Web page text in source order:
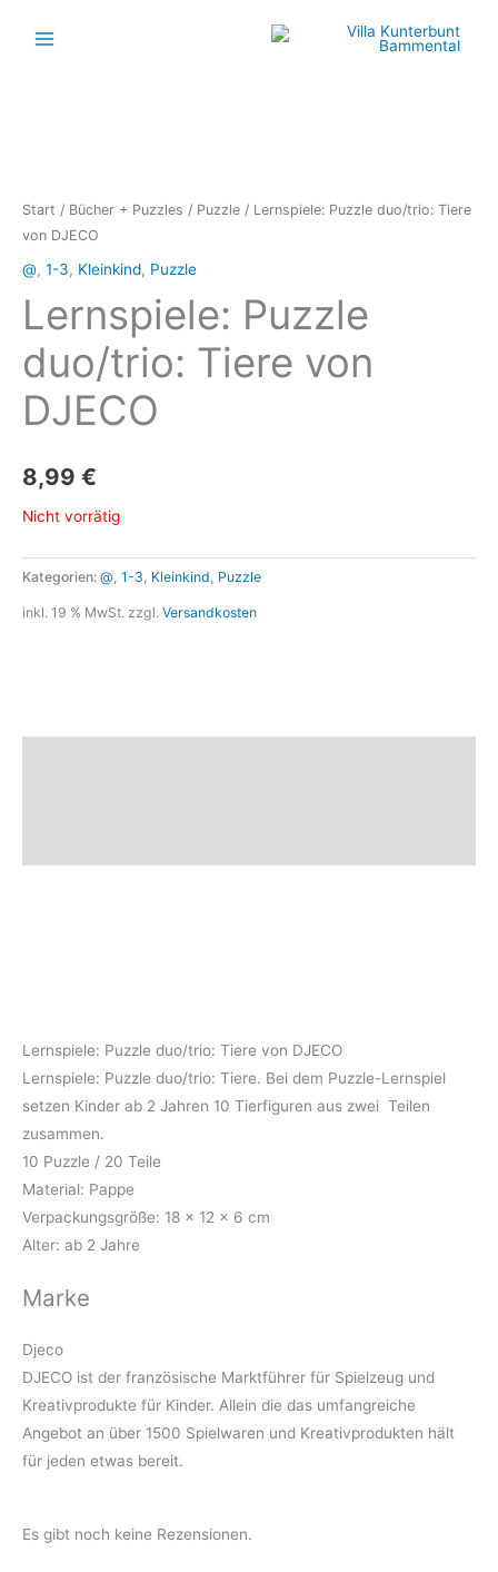
Inhalt
Start / Bücher + Puzzles / Puzzle / Lernspiele: Puzzle duo/trio: Tiere
von DJECO
@, 1-3, Kleinkind, Puzzle
Lernspiele: Puzzle
duo/trio: Tiere von
DJECO
8,99 €
Nicht vorrätig
Kategorien: @ 1-3 Kleinkind Puzzle
inkl. 19 % MwSt. zzgl. Versandkosten
Lernspiele: Puzzle duo/trio: Tiere von DJECO
Lernspiele: Puzzle duo/trio: Tiere. Bei dem Puzzle-Lernspiel
setzen Kinder ab 2 Jahren 10 Tierfiguren aus zwei Teilen
zusammen.
10 Puzzle / 20 Teile
Material: Pappe
Verpackungsgröße: 18 x 12 x 6 cm
Alter: ab 2 Jahre
Marke
Djeco
DJECO ist der französische Marktführer für Spielzeug und
Kreativprodukte für Kinder. Allein die das umfangreiche
Angebot an über 1500 Spielwaren und Kreativprodukten hält
für jeden etwas bereit.
Es gibt noch keine Rezensionen.